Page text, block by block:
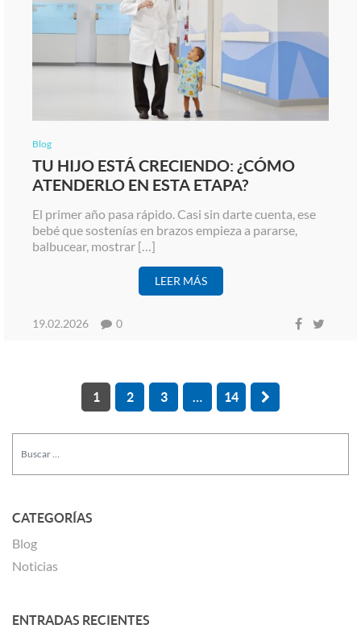
Blog
TU HIJO ESTÁ CRECIENDO: ¿CÓMO
ATENDERLO EN ESTA ETAPA?
El primer año pasa rápido. Casi sin darte cuenta, ese
bebé que sostenías en brazos empieza a pararse,
balbucear, mostrar […]
LEER MÁS
19.02.2026 0
1 2 3 … 14
CATEGORÍAS
Blog
Noticias
ENTRADAS RECIENTES